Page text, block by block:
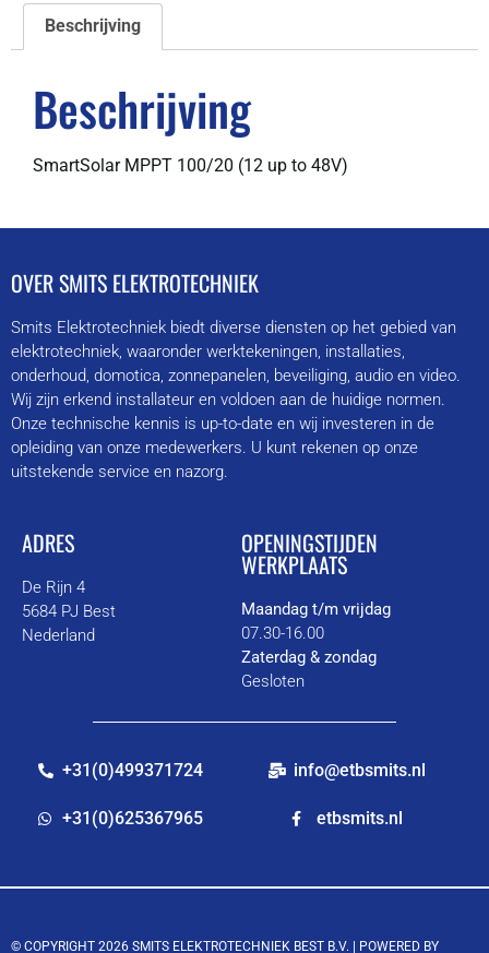
Beschrijving
Beschrijving
SmartSolar MPPT 100/20 (12 up to 48V)
OVER SMITS ELEKTROTECHNIEK
Smits Elektrotechniek biedt diverse diensten op het gebied van
elektrotechniek, waaronder werktekeningen, installaties,
onderhoud, domotica, zonnepanelen, beveiliging, audio en video.
Wij zijn erkend installateur en voldoen aan de huidige normen.
Onze technische kennis is up-to-date en wij investeren in de
opleiding van onze medewerkers. U kunt rekenen op onze
uitstekende service en nazorg.
ADRES
De Rijn 4
5684 PJ Best
Nederland
OPENINGSTIJDEN
WERKPLAATS
Maandag t/m vrijdag
07.30-16.00
Zaterdag & zondag
Gesloten
+31(0)499371724
+31(0)625367965
info@etbsmits.nl
etbsmits.nl
© COPYRIGHT 2026 SMITS ELEKTROTECHNIEK BEST B.V. | POWERED BY